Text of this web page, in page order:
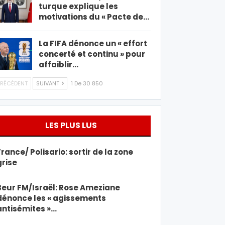
turque explique les
motivations du « Pacte de…
La FIFA dénonce un « effort
concerté et continu » pour
affaiblir…
SUIVANT 1 De 30 850
LES PLUS LUS
Polisario: sortir de la zone
FM/Israël: Rose Ameziane
les « agissements
»…